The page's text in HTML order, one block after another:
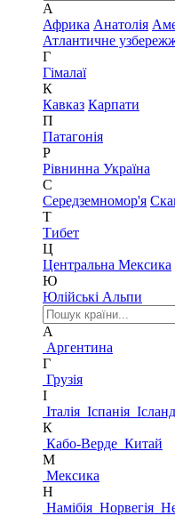
А
Африка Анатолія
Атлантичне
Г
Гімалаї
К
Кавказ Карпати
П
Патагонія
Р
Рівнинна Україна
С
Середземномор'я
Т
Тибет
Ц
Центральна Мексика
Ю
Юлійські Альпи
А
Аргентина
Г
Грузія
І
Італія Іспанія
К
Кабо-Верде Китай
М
Мексика
Н
Намібія Норвегія